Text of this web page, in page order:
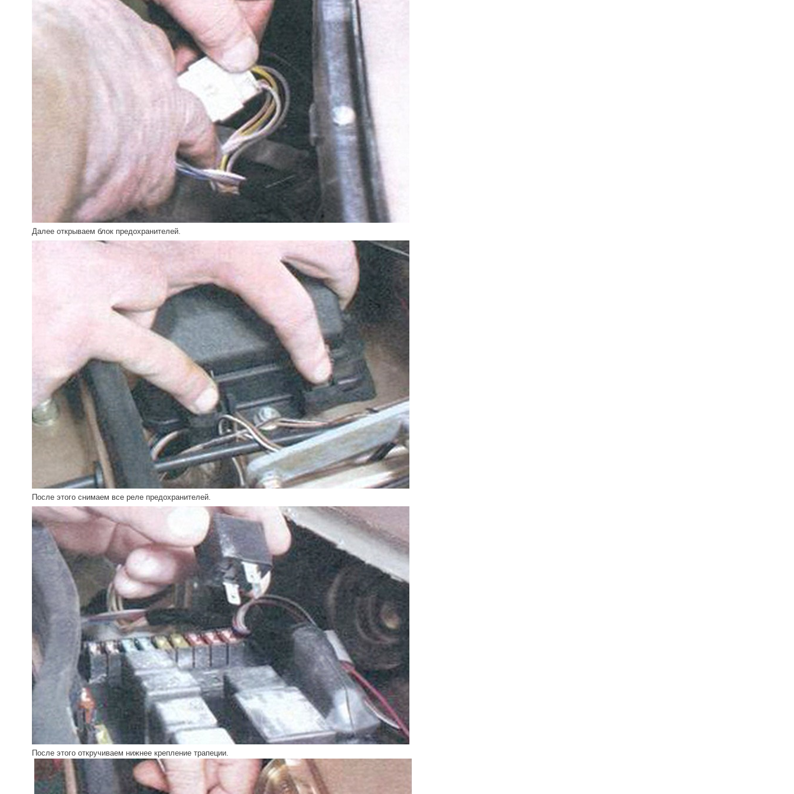
Далее открываем блок предохранителей.
После этого снимаем все реле предохранителей.
После этого откручиваем нижнее крепление трапеции.